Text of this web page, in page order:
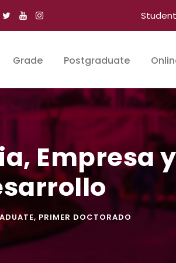
Grade Postgraduate
Empresa
, PRIMER DOCTORADO